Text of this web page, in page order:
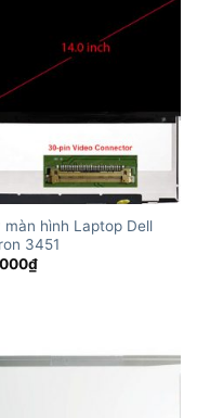
màn hình Laptop Dell
3451
₫